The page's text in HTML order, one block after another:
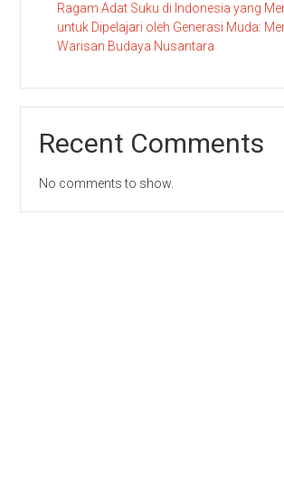
Ragam Adat Suku di Indonesia yang
untuk Dipelajari oleh Generasi Muda:
Warisan Budaya Nusantara
Recent Comments
No comments to show.